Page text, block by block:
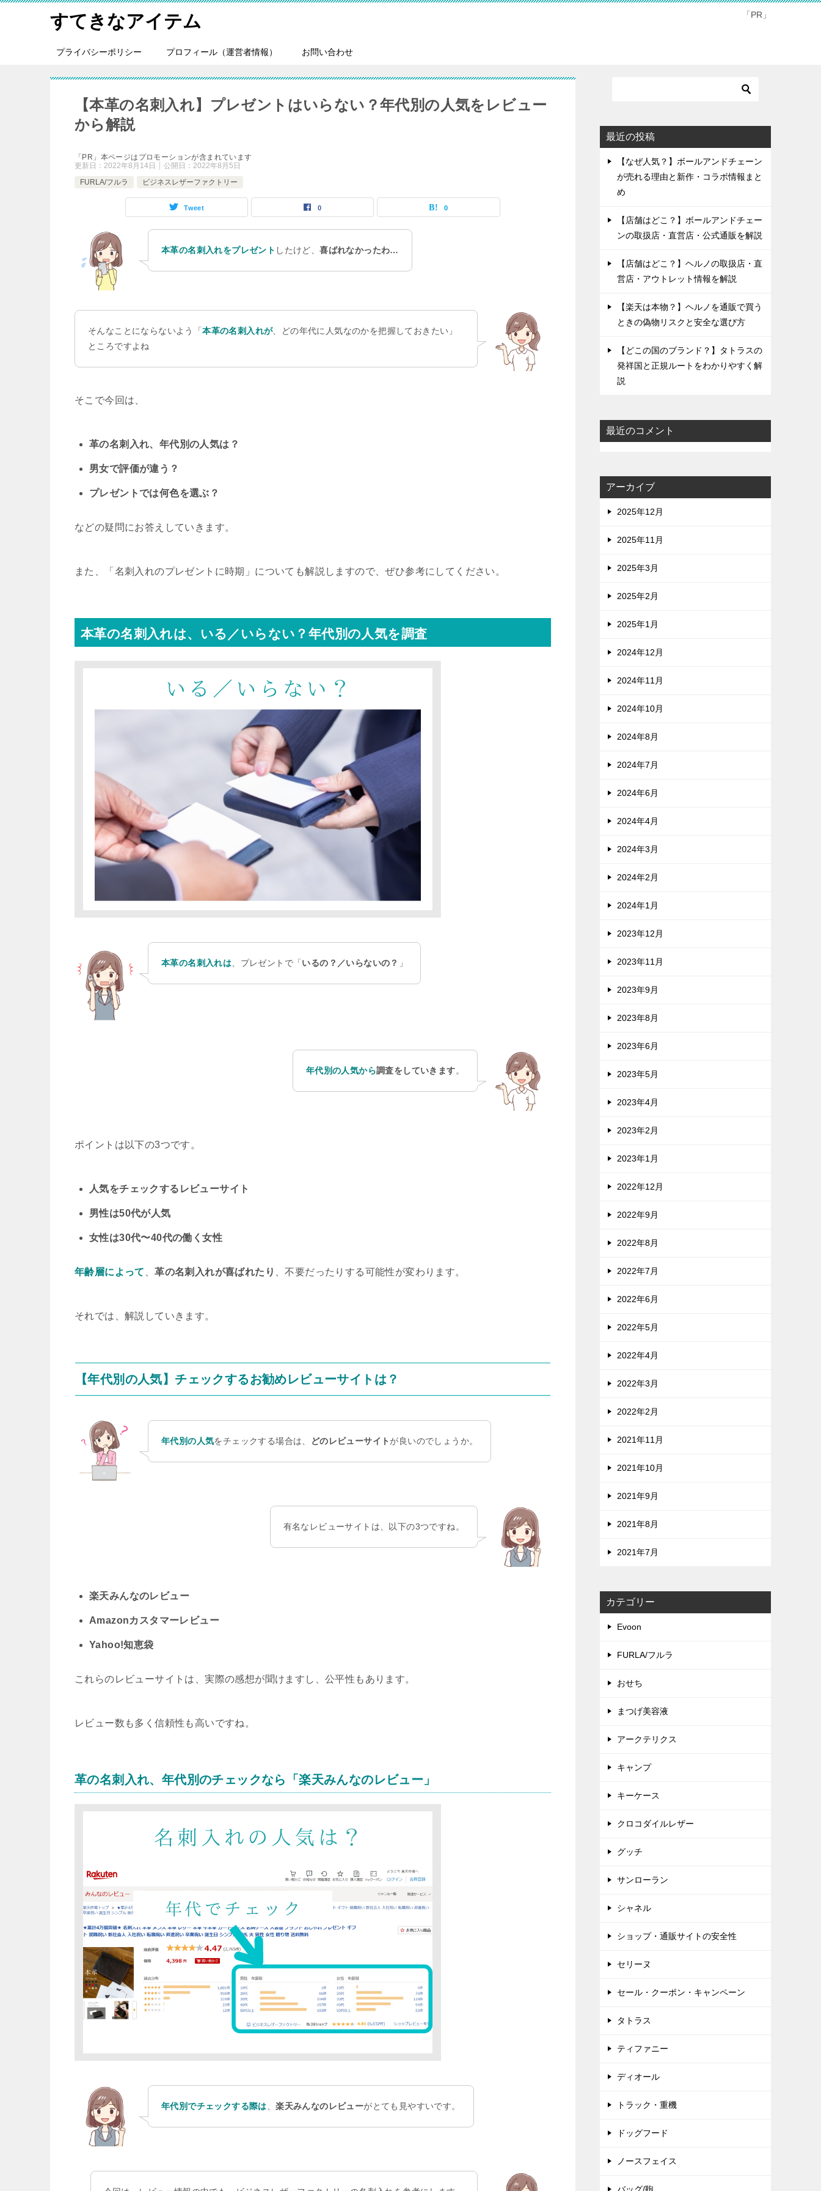
すてきなアイテム 「PR」
プライバシーポリシー プロフィール（運営者情報） お問い合わせ
【本革の名刺入れ】プレゼントはいらない？年代別の人気をレビュー
から解説
「PR」本ページはプロモーションが含まれています
更新日： 2022年8月14日 公開日： 2022年8月5日
FURLA/フルラ
ビジネスレザーファクトリー
Tweet 0 0
本革の名刺入れをプレゼント したけど、喜ばれなかったわ…
そんなことにならないよう「本革の名刺入れが、どの年代に人気なのかを把握しておきたい」
ところですよね
そこで今回は、
革の名刺入れ、年代別の人気は？
男女で評価が違う？
プレゼントでは何色を選ぶ？
などの疑問にお答えしていきます。
また、「名刺入れのプレゼントに時期」についても解説しますので、ぜひ参考にしてください。
本革の名刺入れは、いる／いらない？年代別の人気を調査
本革の名刺入れは 、プレゼントで「 いるの？／いらないの？ 」
年代別の人気から調査をしていきます。
ポイントは以下の3つです。
人気をチェックするレビューサイト
男性は50代が人気
女性は30代〜40代の働く女性
年齢層によって 、革の名刺入れが喜ばれたり 、不要だったりする可能性が変わります。
それでは、解説していきます。
【年代別の人気】チェックするお勧めレビューサイトは？
年代別の人気をチェックする場合は、 どのレビューサイト が良いのでしょうか。
有名なレビューサイトは、以下の3つですね。
楽天みんなのレビュー
Amazonカスタマーレビュー
Yahoo!知恵袋
これらのレビューサイトは、実際の感想が聞けますし、 公平性もあります。
レビュー数も多く信頼性も高いですね。
革の名刺入れ、年代別のチェックなら「楽天みんなのレビュー」
年代別でチェックする際は 、楽天みんなのレビューがとても見やすいです。
最近の投稿
【なぜ人気？】ボールアンドチェーン
が売れる理由と新作・コラボ情報まと
め
【店舗はどこ？】ボールアンドチェー
ンの取扱店・直営店・公式通販を解説
【店舗はどこ？】ヘルノの取扱店・直
営店・アウトレット情報を解説
【楽天は本物？】ヘルノを通販で買う
ときの偽物リスクと安全な選び方
【どこの国のブランド？】タトラスの
発祥国と正規ルートをわかりやすく解
説
最近のコメント
アーカイブ
2025年12月
2025年11月
2025年3月
2025年2月
2025年1月
2024年12月
2024年11月
2024年10月
2024年8月
2024年7月
2024年6月
2024年4月
2024年3月
2024年2月
2024年1月
2023年12月
2023年11月
2023年9月
2023年8月
2023年6月
2023年5月
2023年4月
2023年2月
2023年1月
2022年12月
2022年9月
2022年8月
2022年7月
2022年6月
2022年5月
2022年4月
2022年3月
2022年2月
2021年11月
2021年10月
2021年9月
2021年8月
2021年7月
カテゴリー
Evoon
FURLA/フルラ
おせち
まつげ美容液
アークテリクス
キャンプ
キーケース
クロコダイルレザー
グッチ
サンローラン
シャネル
ショップ・通販サイトの安全性
セリーヌ
セール・クーポン・キャンペーン
タトラス
ティファニー
ディオール
トラック・重機
ドッグフード
ノースフェイス